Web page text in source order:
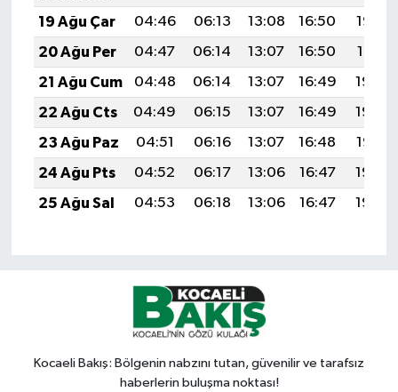
19 Ağu Çar
04:46 06:13 13:08 16:50
19:53
20 Ağu Per
04:47 06:14 13:07 16:50
19:51
21 Ağu Cum
04:48 06:14 13:07 16:49
19:50
22 Ağu Cts
04:49 06:15 13:07 16:49
19:49
23 Ağu Paz
04:51 06:16 13:07 16:48
19:47
24 Ağu Pts
04:52 06:17 13:06 16:47
19:46
25 Ağu Sal
04:53 06:18 13:06 16:47 19:45
Kocaeli Bakış: Bölgenin nabzını tutan, güvenilir ve tarafsız
haberlerin buluşma noktası!